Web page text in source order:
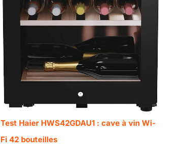
Test Haier HWS42GDAU1 : cave à vin Wi-
Fi 42 bouteilles